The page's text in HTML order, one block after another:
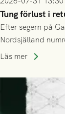
Tung förlust i
Efter segern på
Nordsjälland
Läs mer